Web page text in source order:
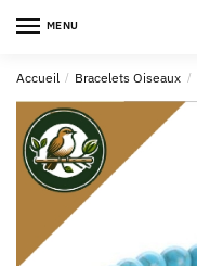
MENU
Accueil / Bracelets Oiseaux /